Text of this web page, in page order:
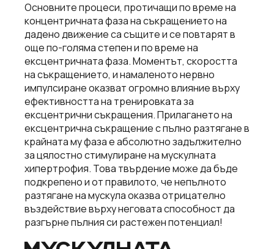
Основните процеси, протичащи по време на
концентричната фаза на съкращението на
дадено движение са същите и се повтарят в
още по-голяма степен и по време на
ексцентричната фаза. Моментът, скоростта
на съкращението, и намаленото нервно
импулсиране оказват огромно влияние върху
ефективността на тренировката за
ексцентрични съкращения. Прилагането на
ексцентрична съкращение с пълно разтягане в
крайната му фаза е абсолютно задължително
за цялостно стимулиране на мускулната
хипертрофия. Това твърдение може да бъде
подкрепено и от правилото, че непълното
разтягане на мускула оказва отрицателно
въздействие върху неговата способност да
разгърне пълния си растежен потенциал!